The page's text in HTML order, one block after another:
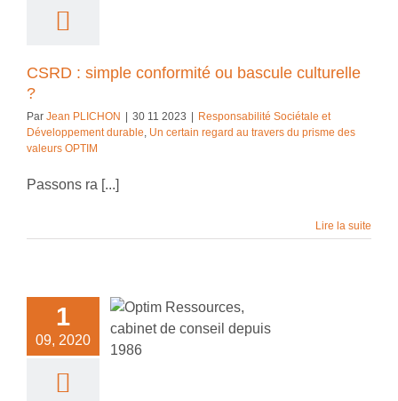
CSRD : simple conformité ou bascule culturelle
?
Par Jean PLICHON 30 11 2023
Responsabilité Sociétale et
Développement durable, Un certain regard au travers du prisme des
valeurs OPTIM
Passons ra [...]
Lire la suite
1
09, 2020
regard au travers